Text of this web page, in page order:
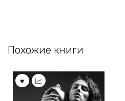
Похожие книги